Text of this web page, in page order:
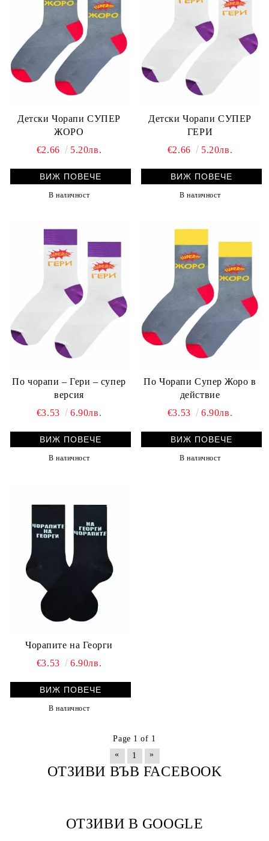
Детски Чорапи СУПЕР
ЖОРО
€2.66
5.20лв.
ВИЖ ПОВЕЧЕ
В наличност
Детски Чорапи СУПЕР
ГЕРИ
€2.66
5.20лв.
ВИЖ ПОВЕЧЕ
В наличност
По чорапи – Гери – супер
версия
€3.53
6.90лв.
ВИЖ ПОВЕЧЕ
В наличност
По Чорапи Супер Жоро в
действие
€3.53
6.90лв.
ВИЖ ПОВЕЧЕ
В наличност
Чорапите на Георги
€3.53
6.90лв.
ВИЖ ПОВЕЧЕ
В наличност
Page 1 of 1
«
1 »
ОТЗИВИ ВЪВ FACEBOOK
ОТЗИВИ В GOOGLE